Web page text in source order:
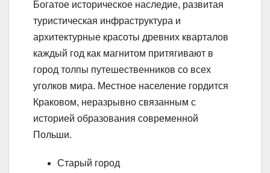
Богатое историческое наследие, развитая
туристическая инфраструктура и
архитектурные красоты древних кварталов
каждый год как магнитом притягивают в
город толпы путешественников со всех
уголков мира. Местное население гордится
Краковом, неразрывно связанным с
историей образования современной
Польши.
Старый город